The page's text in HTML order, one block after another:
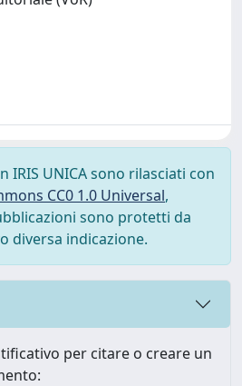
IRIS UNICA sono rilasciati con
CC0 1.0 Universal,
sono protetti da
diversa indicazione.
per citare o creare un